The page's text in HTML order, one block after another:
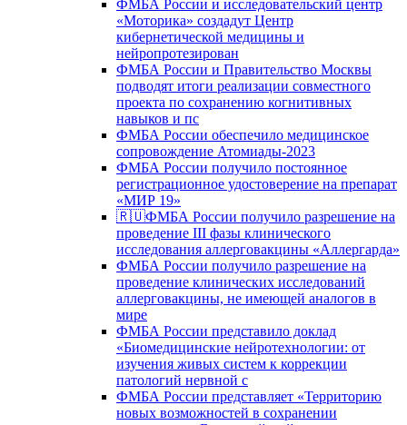
ФМБА России и исследовательский центр
«Моторика» создадут Центр
кибернетической медицины и
нейропротезирован
ФМБА России и Правительство Москвы
подводят итоги реализации совместного
проекта по сохранению когнитивных
навыков и пс
ФМБА России обеспечило медицинское
сопровождение Атомиады-2023
ФМБА России получило постоянное
регистрационное удостоверение на препарат
«МИР 19»
🇷🇺ФМБА России получило разрешение на
проведение III фазы клинического
исследования аллерговакцины «Аллергарда»
ФМБА России получило разрешение на
проведение клинических исследований
аллерговакцины, не имеющей аналогов в
мире
ФМБА России представило доклад
«Биомедицинские нейротехнологии: от
изучения живых систем к коррекции
патологий нервной с
ФМБА России представляет «Территорию
новых возможностей в сохранении